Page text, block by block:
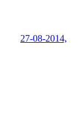
27-08-2014,